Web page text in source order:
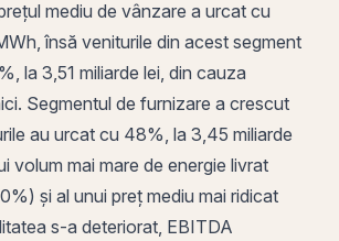
mediu de vânzare a urcat cu
însă veniturile din acest segment
la 3,51 miliarde lei, din cauza
Segmentul de furnizare a crescut
au urcat cu 48%, la 3,45 miliarde
volum mai mare de energie livrat
și al unui preț mediu mai ridicat
s-a deteriorat, EBITDA